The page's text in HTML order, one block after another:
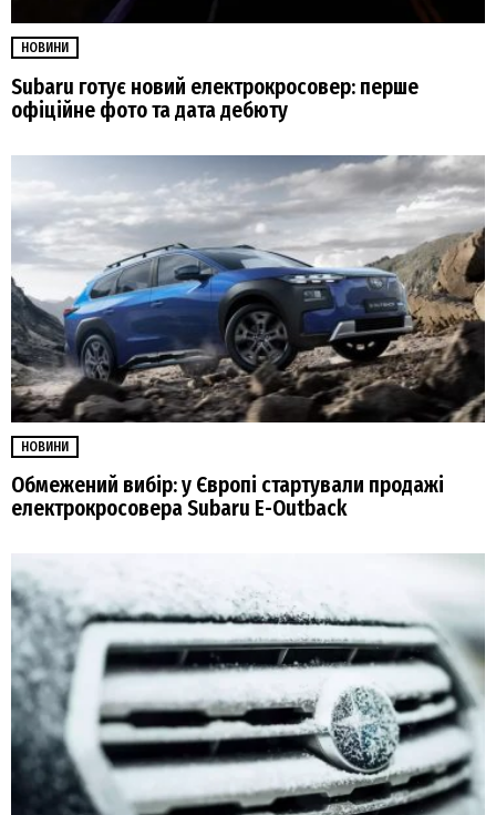
НОВИНИ
Subaru готує новий електрокросовер: перше
офіційне фото та дата дебюту
НОВИНИ
Обмежений вибір: у Європі стартували продажі
електрокросовера Subaru E-Outback